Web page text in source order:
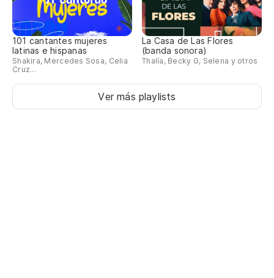
101 cantantes mujeres
latinas e hispanas
Shakira, Mercedes Sosa, Celia
Cruz...
La Casa de Las Flores
(banda sonora)
Thalía, Becky G, Selena y otros
Ver más playlists